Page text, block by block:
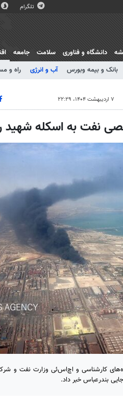
تلگرام
دانشگاه و فناوری سلامت جامعه
بانک و بیمه وبورس آب و انرژی راه و
۷ اردیبهشت ۱۴۰۴، ۲۲:۲۹
نفت به اسکله شهید
کارشناسی و اچ‌اس‌ئی وزارت نفت و
بندرعباس خبر داد.